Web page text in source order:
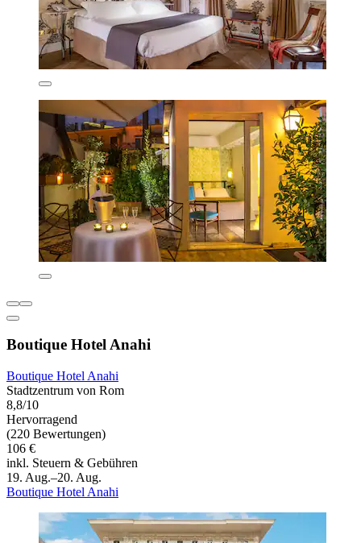
Boutique Hotel Anahi
Boutique Hotel Anahi
Stadtzentrum von Rom
8,8/10
Hervorragend
(220 Bewertungen)
106 €
inkl. Steuern & Gebühren
19. Aug.–20. Aug.
Boutique Hotel Anahi